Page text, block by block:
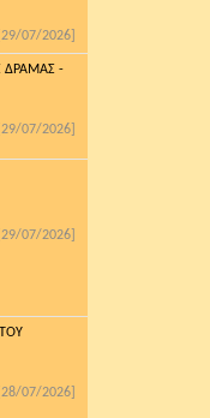
07/2026]
ΔΡΑΜΑΣ -
07/2026]
07/2026]
07/2026]